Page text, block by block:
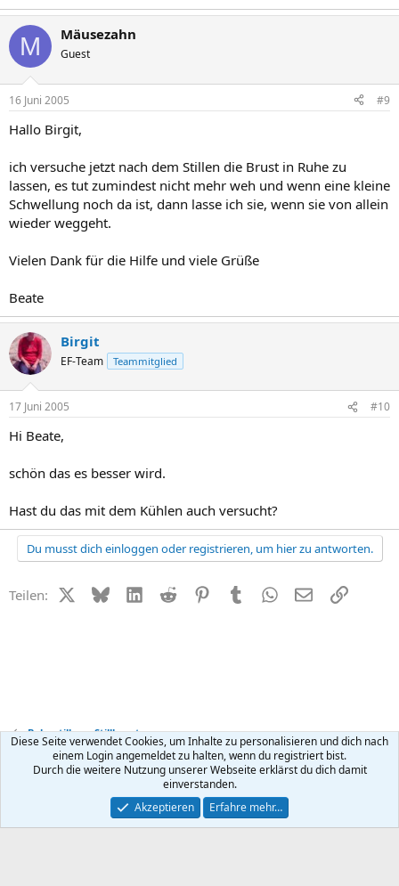
M Mäusezahn
Guest
16 Juni 2005 #9
Hallo Birgit,
ich versuche jetzt nach dem Stillen die Brust in Ruhe zu
lassen, es tut zumindest nicht mehr weh und wenn eine kleine
Schwellung noch da ist, dann lasse ich sie, wenn sie von allein
wieder weggeht.
Vielen Dank für die Hilfe und viele Grüße
Beate
Birgit
EF-Team Teammitglied
17 Juni 2005 #10
Hi Beate,
schön das es besser wird.
Hast du das mit dem Kühlen auch versucht?
Du musst dich einloggen oder registrieren, um hier zu antworten.
Teilen: X (Twitter)
BlueskyLinkedIn
Reddit PinterestTumblr WhatsApp
E-MailLink
Baby stillen + Stillberatung
Kontakt Nutzungsbedingungen Datenschutz Hilfe
R
Community platform by XenForo ® © 2010-2026 XenForo Ltd.
Diese Seite verwendet Cookies, um Inhalte zu personalisieren und dich nach
einem Login angemeldet zu halten, wenn du registriert bist.
Durch die weitere Nutzung unserer Webseite erklärst du dich damit
einverstanden.
Akzeptieren
Erfahre mehr…